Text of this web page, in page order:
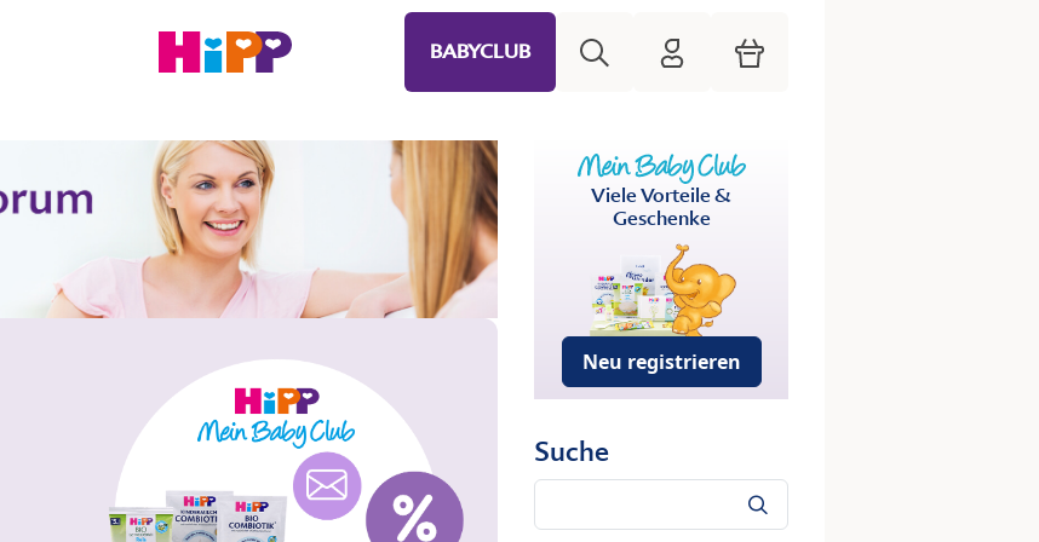
BABYCLUB HiPP Mein Babyclub
Warenkorb
Viele Vorteile &
Geschenke
Neu registrieren
Suche